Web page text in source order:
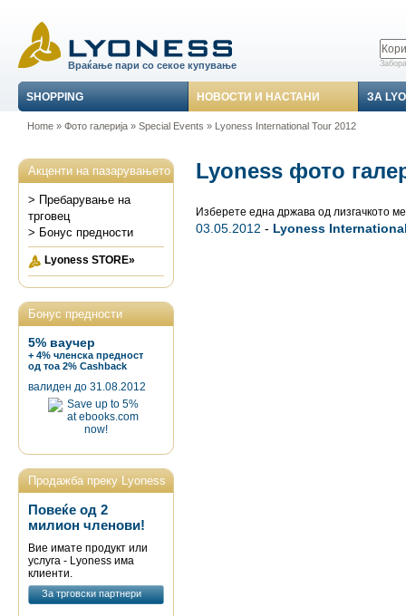
Враќање пари со секое купување
SHOPPING НОВОСТИ И НАСТАНИ ЗА
Home» Фото галерија» Special Events » Lyoness International Tour 2012
Акценти на пазарувањето
> Пребарување на
трговец
> Бонус предности
Lyoness STORE»
Бонус предности
5% ваучер
+ 4% членска предност
од тоа 2% Cashback
валиден до 31.08.2012
Продажбa преку Lyoness
Повеќе од 2
милион членови!
Вие имате продукт или
услуга - Lyoness има
клиенти.
За трговски партнери
Lyoness фото
Изберете една држава од лизгачкото
03.05.2012 - Lyoness